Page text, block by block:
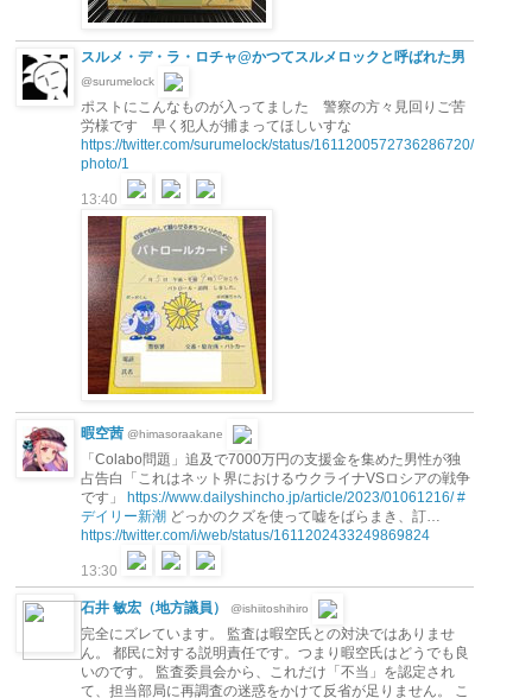
スルメ・デ・ラ・ロチャ@かつてスルメロックと呼ばれた男
@surumelock
ポストにこんなものが入ってました 警察の方々見回りご苦
労様です 早く犯人が捕まってほしいすな
https://twitter.com/surumelock/status/1611200572736286720/
photo/1
13:40
暇空茜 @himasoraakane
「Colabo問題」追及で7000万円の支援金を集めた男性が独
占告白「これはネット界におけるウクライナVSロシアの戦争
です」 https://www.dailyshincho.jp/article/2023/01061216/ #
デイリー新潮 どっかのクズを使って嘘をばらまき、訂…
https://twitter.com/i/web/status/1611202433249869824
13:30
石井 敏宏（地方議員） @ishiitoshihiro
完全にズレています。 監査は暇空氏との対決ではありませ
ん。 都民に対する説明責任です。つまり暇空氏はどうでも良
いのです。 監査委員会から、これだけ「不当」を認定され
て、担当部局に再調査の迷惑をかけて反省が足りません。 こ